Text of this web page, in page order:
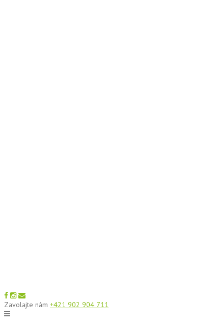
Zavolajte nám +421 902 904 711